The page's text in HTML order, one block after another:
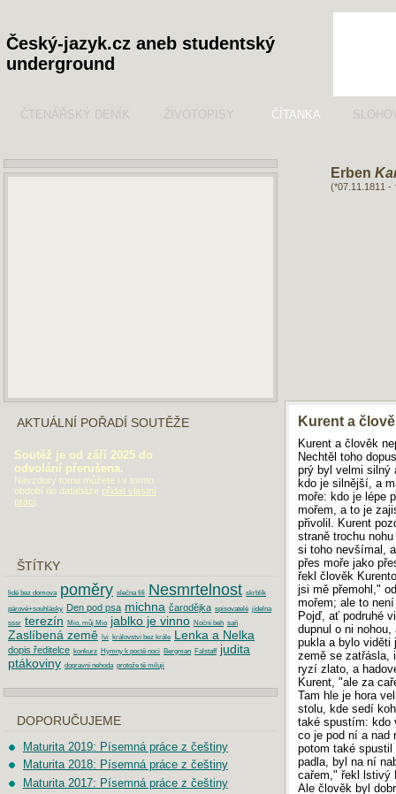
Český-jazyk.cz aneb studentský
underground
ČTENÁŘSKÝ DENÍK ŽIVOTOPISY ČÍTANKA
Erben
(*07.11.1811 -
Kurent a
Kurent a člověk
Nechtěl toho
prý byl velmi silný
kdo je silnější, a
moře: kdo je lépe
mořem, a to je
přivolil. Kurent
straně trochu
si toho nevšímal,
přes moře jako
řekl člověk
jsi mě přemohl,"
mořem; ale to
Pojď, ať podruhé
dupnul o ni
pukla a bylo viděti
země se zatřásla,
ryzí zlato, a
Kurent, "ale za
Tam hle je hora
stolu, kde sedí
také spustím: kdo
co je pod ní a nad
potom také
padla, byl na ní
cařem," řekl lstivý
Ale člověk byl
AKTUÁLNÍ POŘADÍ SOUTĚŽE
Soutěž je od září 2025 do
odvolání přerušena.
Navzdory tomu můžete i v tomto
období do databáze přidat vlastní
práci
ŠTÍTKY
lidé bez domova poměry slečna fifi Nesmrtelnost skrblík
párové+souhlásky Den pod psa michna čarodějka spisovatelé jídelna
sssr terezín Mio, můj Mio jablko je vinno Noční beh saň
Zaslíbená země lvi království bez krále Lenka a Nelka
dopis ředitelce konkurz Hymny k poctě noci Bergman Falstaff judita
ptákoviny dopravní nehoda protože tě miluji
DOPORUČUJEME
Maturita 2019: Písemná práce z češtiny
Maturita 2018: Písemná práce z češtiny
Maturita 2017: Písemná práce z češtiny